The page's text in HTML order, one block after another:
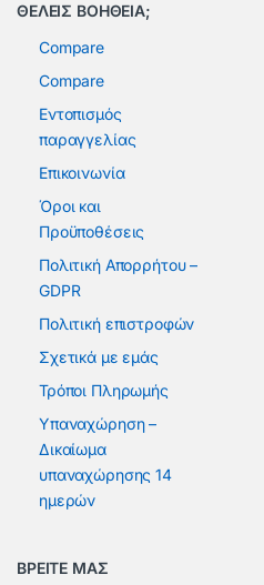
ΘΕΛΕΙΣ ΒΟΗΘΕΙΑ;
Compare
Compare
Εντοπισμός
παραγγελίας
Επικοινωνία
Όροι και
Προϋποθέσεις
Πολιτική Απορρήτου –
GDPR
Πολιτική επιστροφών
Σχετικά με εμάς
Τρόποι Πληρωμής
Υπαναχώρηση –
Δικαίωμα
υπαναχώρησης 14
ημερών
ΒΡΕΙΤΕ ΜΑΣ